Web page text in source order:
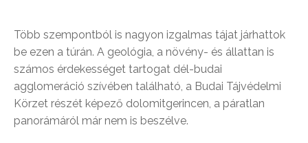
Több szempontból is nagyon izgalmas tájat járhattok
be ezen a túrán. A geológia, a növény- és állattan is
számos érdekességet tartogat dél-budai
agglomeráció szívében található, a Budai Tájvédelmi
Körzet részét képező dolomitgerincen, a páratlan
panorámáról már nem is beszélve.